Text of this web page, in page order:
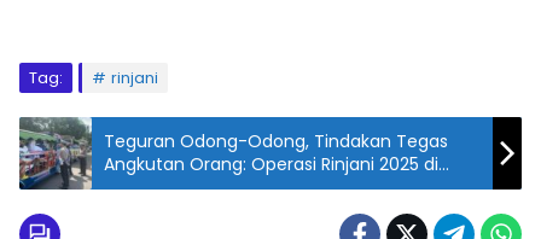
Tag: rinjani
Teguran Odong-Odong, Tindakan Tegas
Angkutan Orang: Operasi Rinjani 2025 di
Lembar